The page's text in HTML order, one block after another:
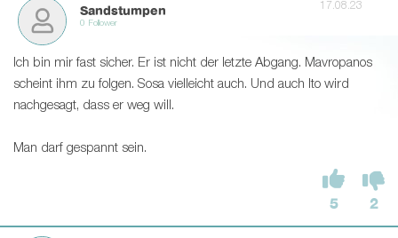
Sandstumpen
0 Follower
17.08.23
Ich bin mir fast sicher. Er ist nicht der letzte Abgang. Mavropanos
scheint ihm zu folgen. Sosa vielleicht auch. Und auch Ito wird
nachgesagt, dass er weg will.
Man darf gespannt sein.
5 2